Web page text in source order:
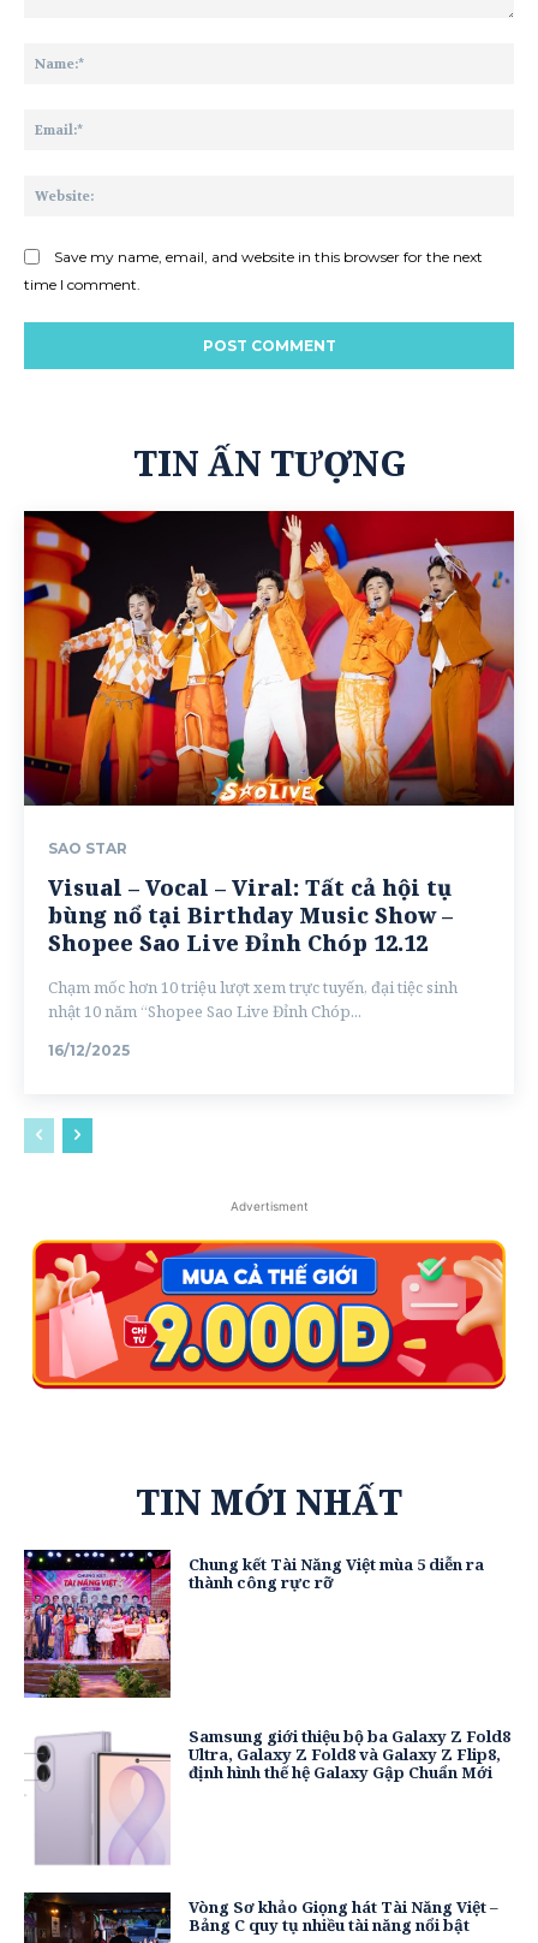
Save my name, email, and website in this browser for the next
time I comment.
TIN ẤN TƯỢNG
SAO STAR
Visual – Vocal – Viral: Tất cả hội tụ
bùng nổ tại Birthday Music Show –
Shopee Sao Live Đỉnh Chóp 12.12
Chạm mốc hơn 10 triệu lượt xem trực tuyến, đại tiệc sinh
nhật 10 năm “Shopee Sao Live Đỉnh Chóp...
16/12/2025
Advertisment
TIN MỚI NHẤT
Chung kết Tài Năng Việt mùa 5 diễn ra
thành công rực rỡ
Samsung giới thiệu bộ ba Galaxy Z Fold8
Ultra, Galaxy Z Fold8 và Galaxy Z Flip8,
định hình thế hệ Galaxy Gập Chuẩn Mới
Vòng Sơ khảo Giọng hát Tài Năng Việt –
Bảng C quy tụ nhiều tài năng nổi bật